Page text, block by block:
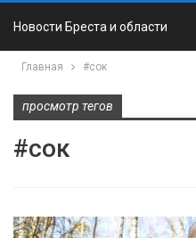
Новости Бреста и области
Главная #сок
просмотр тегов
#сок